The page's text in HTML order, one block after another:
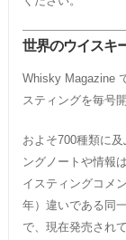
世界のウイスキ
Whisky Magazine
スティングを毎号
およそ700種類に
ングノートや情報
イスティングコメ
年）違いである同
で、現在発売され